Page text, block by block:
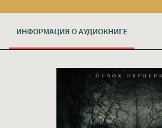
ИНФОРМАЦИЯ О АУДИОКНИГЕ